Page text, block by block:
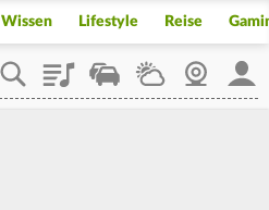
Wissen Lifestyle Reise
PlaylistStaupilotWetterWebcam